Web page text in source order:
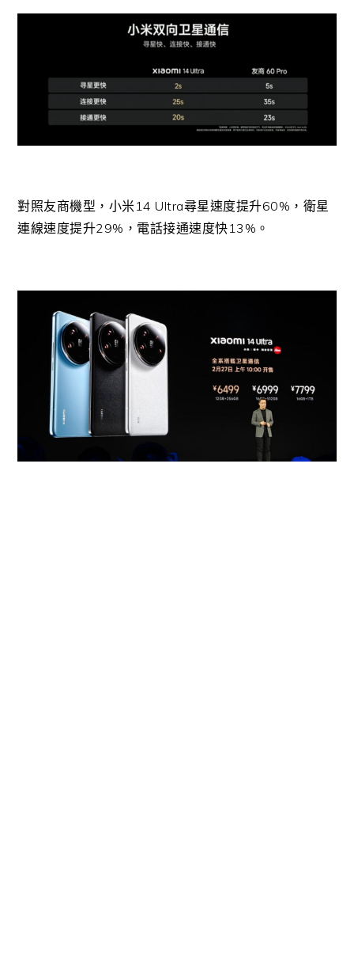
對照友商機型，小米14 Ultra尋星速度提升60%，衛星
連線速度提升29%，電話接通速度快13%。